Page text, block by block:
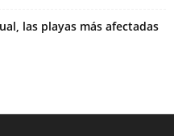
las playas más afectadas